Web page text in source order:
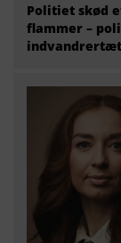
Politiet skød
flammer –